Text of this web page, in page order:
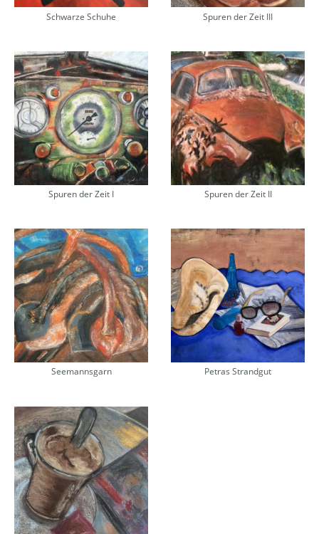
Schwarze Schuhe Spuren der Zeit III
Spuren der Zeit I Spuren der Zeit II
Seemannsgarn Petras Strandgut